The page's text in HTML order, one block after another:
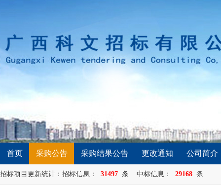
首页 采购公告 采购结果公告 更改通知 公司简介
招标项目更新统计：招标信息： 31497 条 中标信息： 29168 条